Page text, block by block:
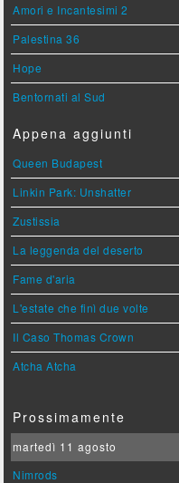
Amori e Incantesimi 2
Palestina 36
Hope
Bentornati al Sud
Appena aggiunti
Queen Budapest
Linkin Park: Unshatter
Zustissia
La leggenda del deserto
Fame d'aria
L'estate che finì due volte
Il Caso Thomas Crown
Atcha Atcha
Prossimamente
martedì 11 agosto
Nimrods